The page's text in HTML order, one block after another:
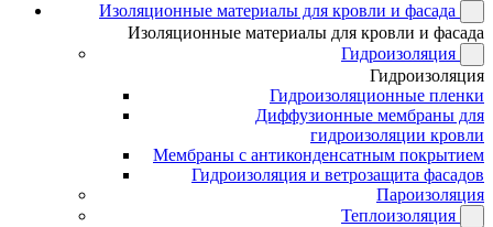
Изоляционные материалы для кровли и фасада
Изоляционные материалы для кровли и фасада
Гидроизоляция
Гидроизоляция
Гидроизоляционные пленки
Диффузионные мембраны для
гидроизоляции кровли
Мембраны с антиконденсатным покрытием
Гидроизоляция и ветрозащита фасадов
Пароизоляция
Теплоизоляция